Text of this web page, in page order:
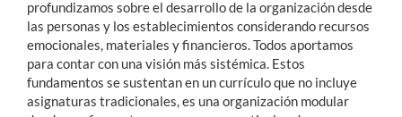
profundizamos sobre el desarrollo de la organización desde
las personas y los establecimientos considerando recursos
emocionales, materiales y financieros. Todos aportamos
para contar con una visión más sistémica. Estos
fundamentos se sustentan en un currículo que no incluye
asignaturas tradicionales, es una organización modular